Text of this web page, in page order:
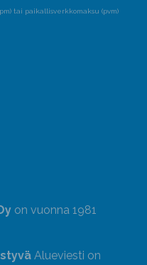
tai paikallisverkkomaksu (pvm)
on vuonna 1981
Alueviesti on